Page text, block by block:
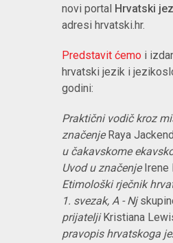
novi portal Hrvatski
adresi hrvatski.hr.
Predstavit ćemo i
hrvatski jezik i
godini:
Praktični vodič kroz
značenjeRaya
u čakavskome
Uvod u značenjeIrene
Etimološki rječnik
1. svezak, A - Nj
prijateljiKristiana
pravopis hrvatskoga